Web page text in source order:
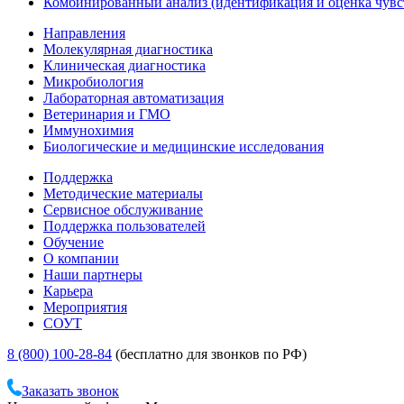
Направления
Молекулярная диагностика
Клиническая диагностика
Микробиология
Лабораторная автоматизация
Ветеринария и ГМО
Иммунохимия
Биологические и медицинские исследования
Поддержка
Методические материалы
Сервисное обслуживание
Поддержка пользователей
Обучение
О компании
Наши партнеры
Карьера
Мероприятия
СОУТ
8 (800) 100-28-84 (бесплатно для звонков по РФ)
Заказать звонок